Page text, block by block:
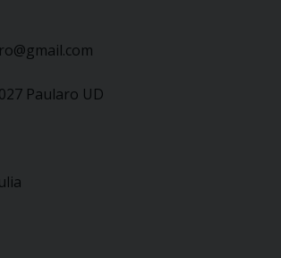
Paularo UD